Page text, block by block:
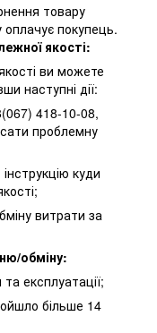
товару
покупець.
якості:
ви можете
наступні дії:
418-10-08,
проблемну
куди
витрати за
обміну:
експлуатації;
більше 14